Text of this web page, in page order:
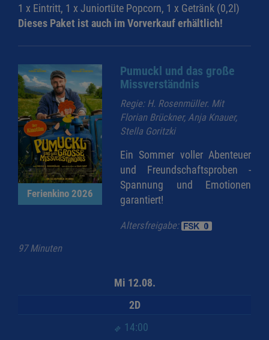
1 x Eintritt, 1 x Juniortüte Popcorn, 1 x Getränk (0,2l)
Dieses Paket ist auch im Vorverkauf erhältlich!
Ferienkino 2026
Pumuckl und das große
Missverständnis
Regie: H. Rosenmüller. Mit
Florian Brückner, Anja Knauer,
Stella Goritzki
Ein Sommer voller Abenteuer
und Freundschaftsproben -
Spannung und Emotionen
garantiert!
Altersfreigabe:
97 Minuten
Mi 12.08.
2D
14:00